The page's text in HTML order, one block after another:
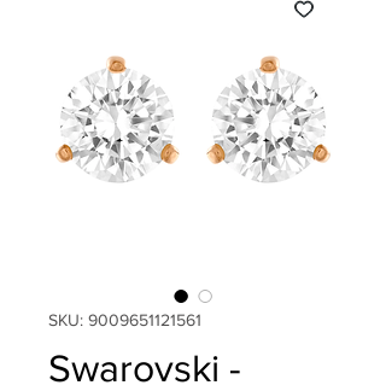
SKU: 9009651121561
Swarovski -